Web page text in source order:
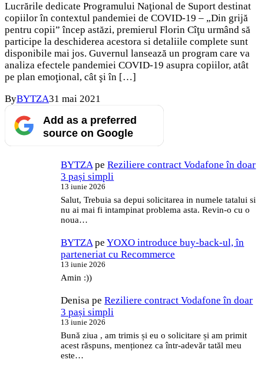
Lucrările dedicate Programului Naţional de Suport destinat
copiilor în contextul pandemiei de COVID-19 – „Din grijă
pentru copii” încep astăzi, premierul Florin Cîţu urmând să
participe la deschiderea acestora si detaliile complete sunt
disponibile mai jos. Guvernul lansează un program care va
analiza efectele pandemiei COVID-19 asupra copiilor, atât
pe plan emoţional, cât şi în […]
ByBYTZA31 mai 2021
Add as a preferred
source on Google
BYTZApeReziliere contract Vodafone în doar
3 pași simpli
13 iunie 2026
Salut, Trebuia sa depui solicitarea in numele tatalui si
nu ai mai fi intampinat problema asta. Revin-o cu o
noua…
BYTZApeYOXO introduce buy-back-ul, în
parteneriat cu Recommerce
13 iunie 2026
Amin :))
Denisa peReziliere contract Vodafone în doar
3 pași simpli
13 iunie 2026
Bună ziua , am trimis și eu o solicitare și am primit
acest răspuns, menționez ca într-adevăr tatăl meu
este…